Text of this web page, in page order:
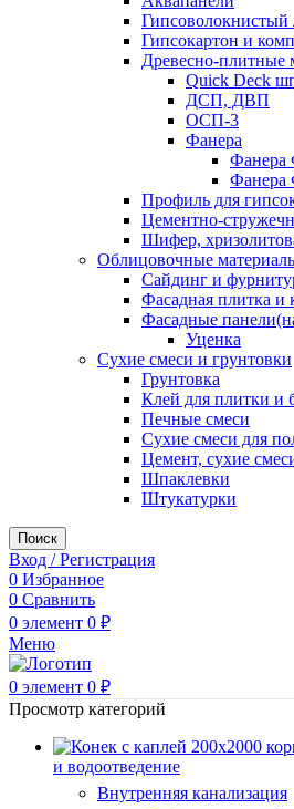
Гипсоволокнистый
Гипсокартон и
Древесно-плитные
Quick Deck
ДСП, ДВП
ОСП-3
Фанера
Профиль для
Цементно-
Шифер,
Облицовочные
Сайдинг и
Фасадная плитка
Фасадные
Уценка
Сухие смеси и грунтовки
Грунтовка
Клей для плитки и
Печные смеси
Сухие смеси для
Цемент, сухие
Шпаклевки
Штукатурки
Поиск
Вход / Регистрация
0 Избранное
0 Сравнить
0 элемент 0 ₽
Меню
0 элемент 0 ₽
Просмотр категорий
и водоотведение
Внутренняя канализация